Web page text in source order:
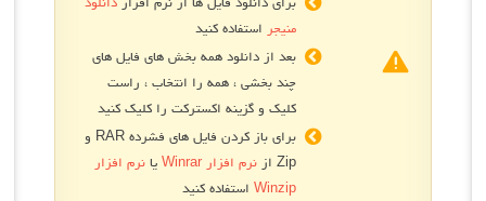
منیجر استفاده کنید
بعد از دانلود همه بخش های فایل های
چند بخشی ، همه را انتخاب ، راست
کلیک و گزینه اکسترکت را کلیک کنید
برای باز کردن فایل های فشرده RAR و
Zip از
نرم افزار Winrar یا نرم افزار
Winzipاستفاده کنید